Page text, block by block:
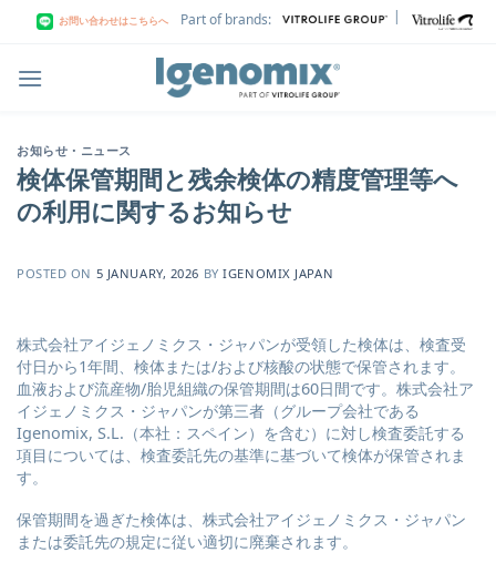
お問い合わせはこちらへ Part of brands: |
お知らせ・ニュース
検体保管期間と残余検体の精度管理等へ
の利用に関するお知らせ
POSTED ON 5 JANUARY, 2026 BYIGENOMIX JAPAN
株式会社アイジェノミクス・ジャパンが受領した検体は、検査受
付日から1年間、検体または/および核酸の状態で保管されます。
血液および流産物/胎児組織の保管期間は60日間です。株式会社ア
イジェノミクス・ジャパンが第三者（グループ会社である
Igenomix, S.L.（本社：スペイン）を含む）に対し検査委託する
項目については、検査委託先の基準に基づいて検体が保管されま
す。
保管期間を過ぎた検体は、株式会社アイジェノミクス・ジャパン
または委託先の規定に従い適切に廃棄されます。